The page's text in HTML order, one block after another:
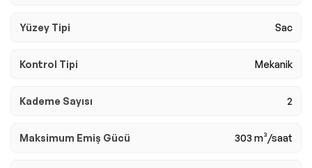
Yüzey Tipi Sac
Kontrol Tipi Mekanik
Kademe Sayısı 2
Maksimum Emiş Gücü 303 m³/saat